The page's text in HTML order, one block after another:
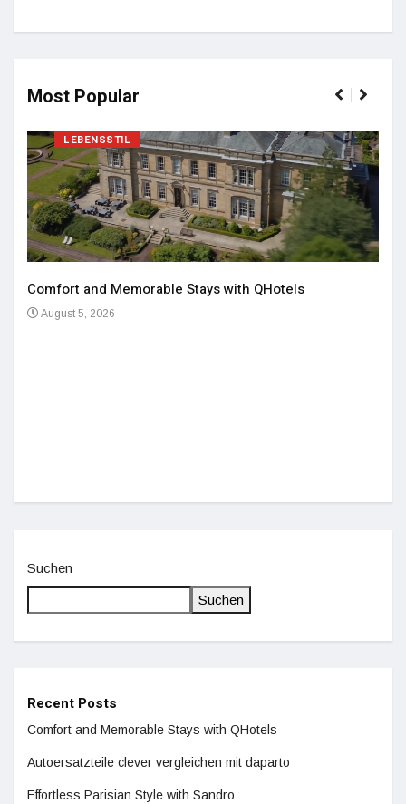
Most Popular
LEBENSSTIL
Comfort and Memorable Stays with QHotels
August 5, 2026
Suchen
Suchen
Recent Posts
Comfort and Memorable Stays with QHotels
Autoersatzteile clever vergleichen mit daparto
Effortless Parisian Style with Sandro